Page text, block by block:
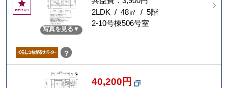
気
写真を見る
2LDK / 48㎡ / 5階
2-10号棟506号室
？
40,200円